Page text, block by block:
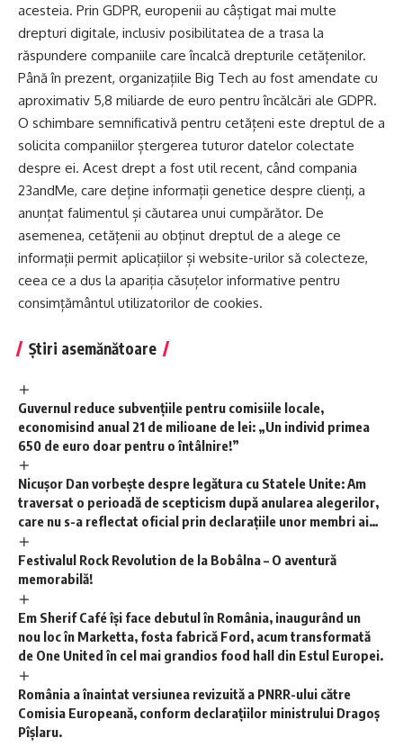
acesteia. Prin GDPR, europenii au câștigat mai multe
drepturi digitale, inclusiv posibilitatea de a trasa la
răspundere companiile care încalcă drepturile cetățenilor.
Până în prezent, organizațiile Big Tech au fost amendate cu
aproximativ 5,8 miliarde de euro pentru încălcări ale GDPR.
O schimbare semnificativă pentru cetățeni este dreptul de a
solicita companiilor ștergerea tuturor datelor colectate
despre ei. Acest drept a fost util recent, când compania
23andMe, care deține informații genetice despre clienți, a
anunțat falimentul și căutarea unui cumpărător. De
asemenea, cetățenii au obținut dreptul de a alege ce
informații permit aplicațiilor și website-urilor să colecteze,
ceea ce a dus la apariția căsuțelor informative pentru
consimțământul utilizatorilor de cookies.
Știri asemănătoare
Guvernul reduce subvențiile pentru comisiile locale,
economisind anual 21 de milioane de lei: „Un individ primea
650 de euro doar pentru o întâlnire!”
Nicușor Dan vorbește despre legătura cu Statele Unite: Am
traversat o perioadă de scepticism după anularea alegerilor,
care nu s-a reflectat oficial prin declarațiile unor membri ai
administrației. Consider că, în mare parte, am depășit acea
etapă.
Festivalul Rock Revolution de la Bobâlna – O aventură
memorabilă!
Em Sherif Café își face debutul în România, inaugurând un
nou loc în Marketta, fosta fabrică Ford, acum transformată
de One United în cel mai grandios food hall din Estul Europei.
România a înaintat versiunea revizuită a PNRR-ului către
Comisia Europeană, conform declarațiilor ministrului Dragoș
Pîșlaru.